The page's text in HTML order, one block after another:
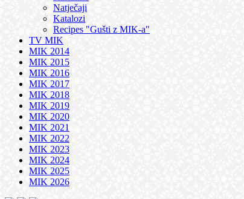
Natječaji
Katalozi
Recipes "Gušti z MIK-a"
TV MIK
MIK 2014
MIK 2015
MIK 2016
MIK 2017
MIK 2018
MIK 2019
MIK 2020
MIK 2021
MIK 2022
MIK 2023
MIK 2024
MIK 2025
MIK 2026